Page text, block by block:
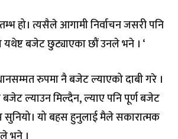
हो। त्यसैले आगामी निर्वाचन जसरी पनि
यथेष्ट बजेट छुट्याएका छौं उनले भने । ‘
रुपमा नै बजेट ल्याएको दाबी गरे ।
ल्याउन मिल्दैन, ल्याए पनि पूर्ण बजेट
सुनियो। यो बहस हुनुलाई मैले सकारात्मक